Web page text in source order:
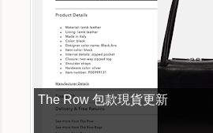
The Row 包款現貨更新